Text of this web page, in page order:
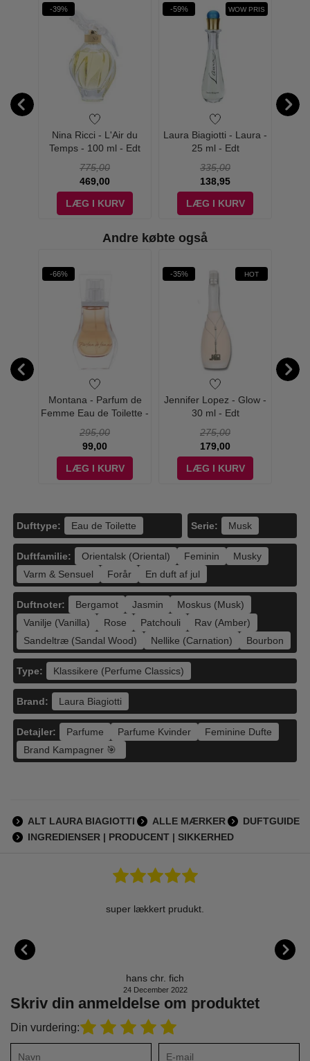
-39%
Nina Ricci - L'Air du
Temps - 100 ml - Edt
775,00
469,00
LÆG I KURV
-59% WOW PRIS
Laura Biagiotti - Laura -
25 ml - Edt
335,00
138,95
LÆG I KURV
Andre købte også
-66%
Montana - Parfum de
Femme Eau de Toilette -
295,00
99,00
LÆG I KURV
-35% HOT
Jennifer Lopez - Glow -
30 ml - Edt
275,00
179,00
LÆG I KURV
Dufttype: Eau de Toilette Serie: Musk
Duftfamilie: Orientalsk (Oriental) Feminin
Musky
Varm & Sensuel
Forår En duft af jul
Duftnoter: Bergamot Jasmin
Moskus (Musk)
Vanilje (Vanilla)
Rose Patchouli
Rav (Amber)
Sandeltræ (Sandal Wood)
Nellike (Carnation) Bourbon
Type: Klassikere (Perfume Classics)
Brand: Laura Biagiotti
Detajler: Parfume Parfume Kvinder
Feminine Dufte
Brand Kampagner 🎯
ALT LAURA BIAGIOTTI ALLE MÆRKER
DUFTGUIDE
INGREDIENSER | PRODUCENT | SIKKERHED
Skriv din anmeldelse om produktet
Din vurdering:
super lækkert prudukt.
hans chr. fich
24 December 2022
40-